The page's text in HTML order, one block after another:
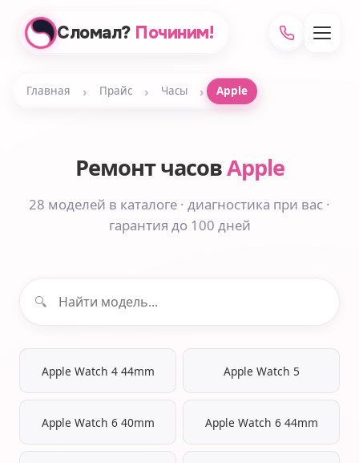
Сломал? Починим!
Главная › Прайс › Часы › Apple
Ремонт часовApple
28 моделей в каталоге · диагностика при вас ·
гарантия до 100 дней
🔍
Apple Watch 4 44mm Apple Watch 5
Apple Watch 6 40mm Apple Watch 6 44mm